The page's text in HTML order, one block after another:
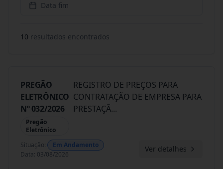
Data fim
10 resultados encontrados
PREGÃO
ELETRÔNICO
Nº 032/2026
Pregão
Eletrônico
REGISTRO DE PREÇOS PARA
CONTRATAÇÃO DE EMPRESA PARA
PRESTAÇÃ...
Situação:
Em Andamento
Data: 03/08/2026
Ver detalhes